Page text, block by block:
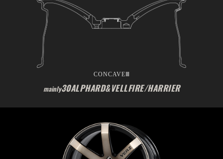
CONCAVEⅢ
mainly30ALPHARD&VELLFIRE/HARRIER